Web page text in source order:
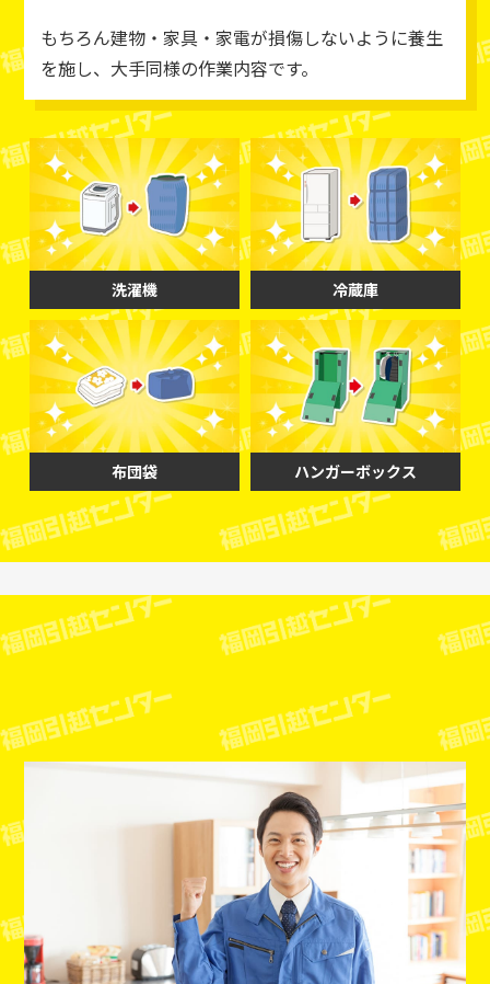
もちろん建物・家具・家電が損傷しないように養生
を施し、大手同様の作業内容です。
洗濯機 冷蔵庫
布団袋 ハンガーボックス